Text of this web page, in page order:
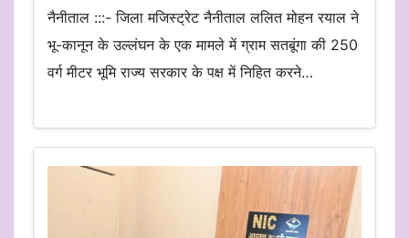
नैनीताल :::- जिला मजिस्ट्रेट नैनीताल ललित मोहन रयाल ने
भू-कानून के उल्लंघन के एक मामले में ग्राम सतबूंगा की 250
वर्ग मीटर भूमि राज्य सरकार के पक्ष में निहित करने…